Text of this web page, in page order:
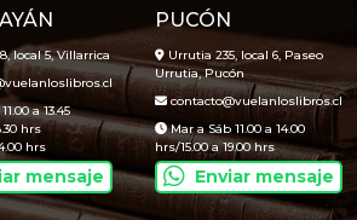
local 5, Villarrica
a 13.45
hrs
hrs
mensaje
PUCÓN
Urrutia 235, local 6, Paseo
Urrutia, Pucón
contacto@vuelanloslibros.cl
Mar a Sáb 11.00 a 14.00
hrs/15.00 a 19.00 hrs
Enviar mensaje